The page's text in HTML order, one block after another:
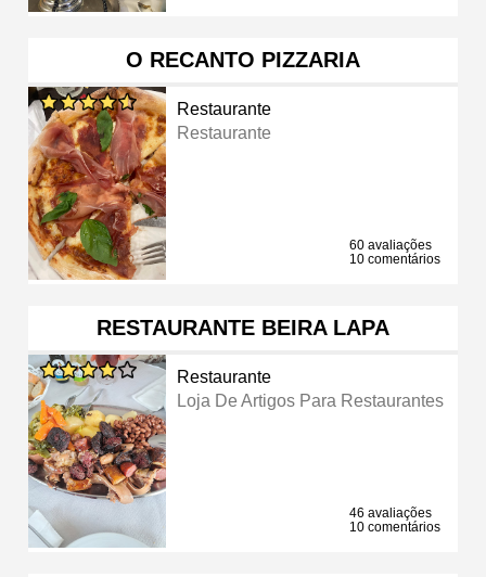
O RECANTO PIZZARIA
Restaurante
Restaurante
60 avaliações
10 comentários
RESTAURANTE BEIRA LAPA
Restaurante
Loja De Artigos Para Restaurantes
46 avaliações
10 comentários